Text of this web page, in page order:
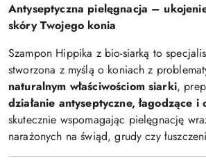
Antyseptyczna pielęgnacja –
skóry Twojego konia
Szampon Hippika z bio-siarką to
stworzona z myślą o koniach z
naturalnym właściwościom siarki,
działanie antyseptyczne, łagodzące i
skutecznie wspomagając pielęgnację
narażonych na świąd, grudy czy